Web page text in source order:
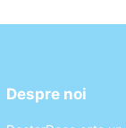
Despre noi